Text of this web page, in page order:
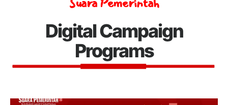
Digital Campaign
Programs